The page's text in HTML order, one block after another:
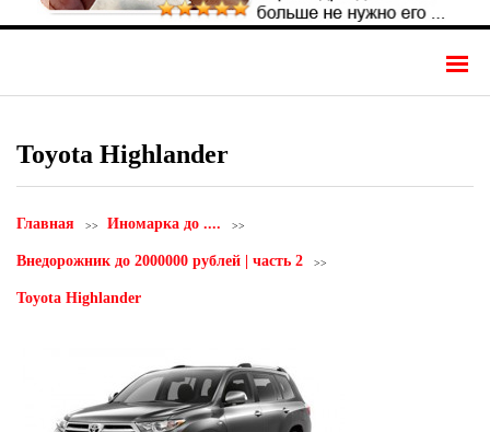
Toyota Highlander
Главная Иномарка до ....
Внедорожник до 2000000 рублей | часть 2
Toyota Highlander